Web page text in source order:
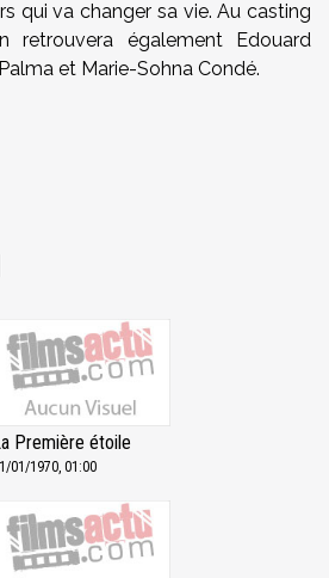
qui va changer sa vie. Au casting
retrouvera également Edouard
et Marie-Sohna Condé.
Première étoile
01/1970, 01:00